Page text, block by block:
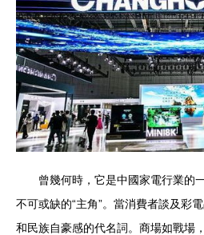
曾幾何時，它是中國家電行業的
不可或缺的“主角”。當消費者談及彩
和民族自豪感的代名詞。商場如戰場